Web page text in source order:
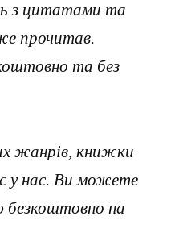
з цитатами та
прочитав.
та без
жанрів, книжки
у нас. Ви можете
безкоштовно на